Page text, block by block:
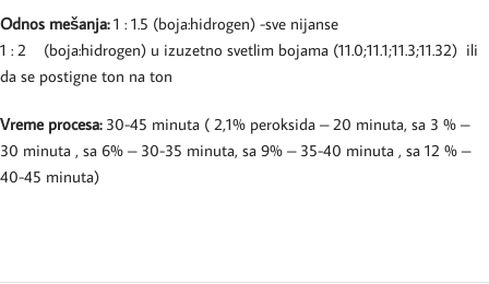
Odnos mešanja:1 : 1.5 (boja:hidrogen) -sve nijanse
1 : 2 (boja:hidrogen) u izuzetno svetlim bojama (11.0;11.1;11.3;11.32) ili
da se postigne ton na ton
Vreme procesa:30-45 minuta ( 2,1% peroksida – 20 minuta, sa 3 % –
30 minuta , sa 6% – 30-35 minuta, sa 9% – 35-40 minuta , sa 12 % –
40-45 minuta)